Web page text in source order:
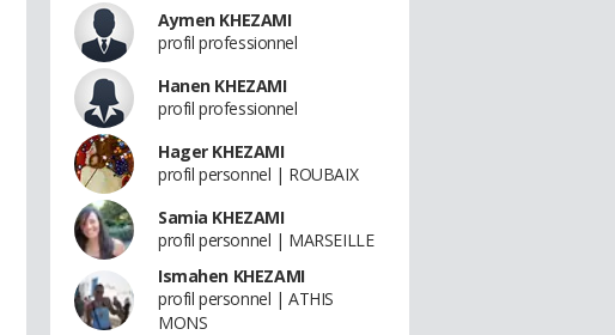
Aymen KHEZAMI
profil professionnel
Hanen KHEZAMI
profil professionnel
Hager KHEZAMI
profil personnel | ROUBAIX
Samia KHEZAMI
profil personnel | MARSEILLE
Ismahen KHEZAMI
profil personnel | ATHIS
MONS